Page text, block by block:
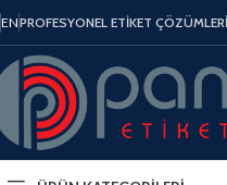
ENPROFESYONEL ETİKET